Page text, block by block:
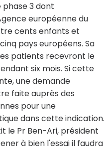
phase 3 dont
européenne du
cents enfants et
pays européens. Sa
patients recevront le
six mois. Si cette
une demande
faite auprès des
pour une
dans cette indication.
le Pr Ben-Ari, président
à bien l'essai il faudra